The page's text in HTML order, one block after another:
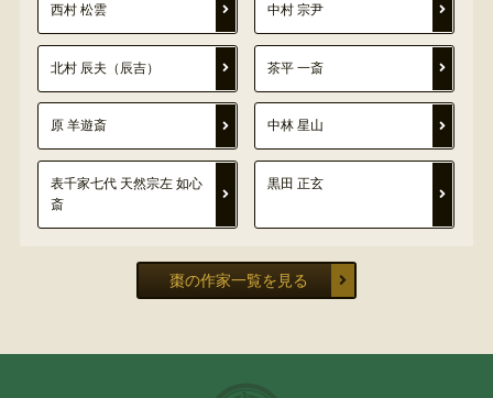
西村 松雲 中村 宗尹
北村 辰夫（辰吉） 茶平 一斎
原 羊遊斎 中林 星山
表千家七代 天然宗左 如心
斎
黒田 正玄
棗の作家一覧を見る